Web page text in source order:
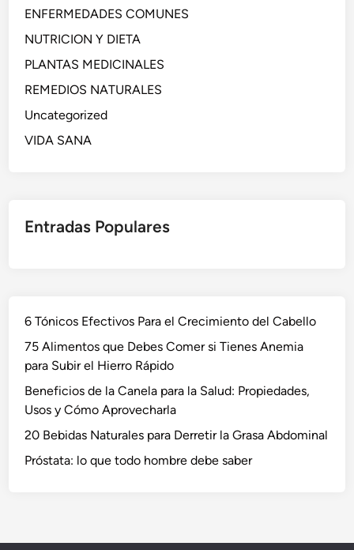
ENFERMEDADES COMUNES
NUTRICION Y DIETA
PLANTAS MEDICINALES
REMEDIOS NATURALES
Uncategorized
VIDA SANA
Entradas Populares
6 Tónicos Efectivos Para el Crecimiento del Cabello
75 Alimentos que Debes Comer si Tienes Anemia
para Subir el Hierro Rápido
Beneficios de la Canela para la Salud: Propiedades,
Usos y Cómo Aprovecharla
20 Bebidas Naturales para Derretir la Grasa Abdominal
Próstata: lo que todo hombre debe saber